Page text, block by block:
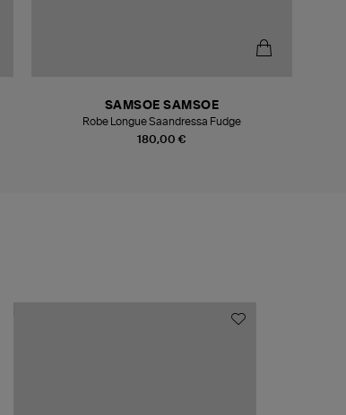
180,00 €
SAMSOE SAMSOE
Robe Longue Saandressa Fudge